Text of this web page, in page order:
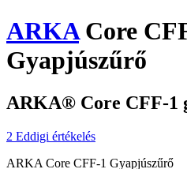
ARKACore
Gyapjúszűrő
ARKA® Core CFF-1
2 Eddigi értékelés
ARKA Core CFF-1 Gyapjúszűrő